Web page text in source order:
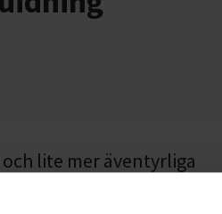
lite mer äventyrliga
så att alla kan vara med.